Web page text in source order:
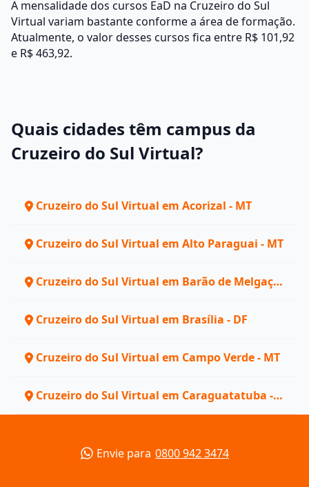
A mensalidade dos cursos EaD na Cruzeiro do Sul
Virtual variam bastante conforme a área de formação.
Atualmente, o valor desses cursos fica entre R$ 101,92
e R$ 463,92.
Quais cidades têm campus da
Cruzeiro do Sul Virtual?
Cruzeiro do Sul Virtual em Acorizal - MT
Cruzeiro do Sul Virtual em Alto Paraguai - MT
Cruzeiro do Sul Virtual em Barão de Melgaço -
Cruzeiro do Sul Virtual em Brasília - DF
Cruzeiro do Sul Virtual em Campo Verde - MT
Cruzeiro do Sul Virtual em Caraguatatuba -
SP
Envie para 0800 942 3474